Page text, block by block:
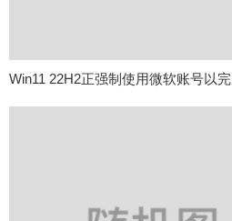
Win11 22H2正强制使用微软账号以